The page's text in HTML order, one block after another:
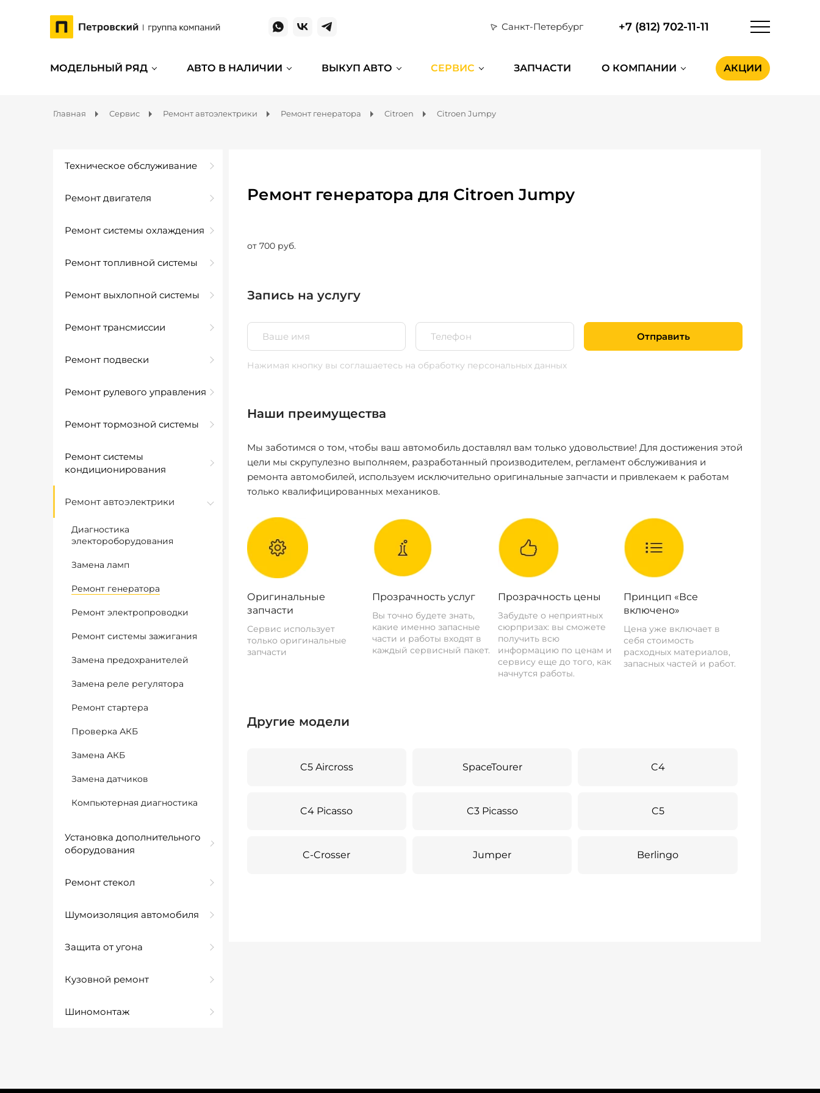
Санкт-Петербург +7 (812) 702-11-11
МОДЕЛЬНЫЙ РЯД АВТО В НАЛИЧИИ ВЫКУП АВТО СЕРВИС ЗАПЧАСТИ О КОМПАНИИ АКЦИИ
Главная Сервис Ремонт автоэлектрики Ремонт генератора Citroen Citroen Jumpy
Техническое обслуживание
Ремонт двигателя
Ремонт системы охлаждения
Ремонт топливной системы
Ремонт выхлопной системы
Ремонт трансмиссии
Ремонт подвески
Ремонт рулевого управления
Ремонт тормозной системы
Ремонт системы
кондиционирования
Ремонт автоэлектрики
Диагностика
электороборудования
Замена ламп
Ремонт генератора
Ремонт электропроводки
Ремонт системы зажигания
Замена предохранителей
Замена реле регулятора
Ремонт стартера
Проверка АКБ
Замена АКБ
Замена датчиков
Компьютерная диагностика
Установка дополнительного
оборудования
Ремонт стекол
Шумоизоляция автомобиля
Защита от угона
Кузовной ремонт
Шиномонтаж
Ремонт генератора для Citroen Jumpy
от 700 руб.
Запись на услугу
Отправить
Нажимая кнопку вы соглашаетесь на обработку персональных данных
Наши преимущества
Мы заботимся о том, чтобы ваш автомобиль доставлял вам только удовольствие! Для достижения этой
цели мы скрупулезно выполняем, разработанный производителем, регламент обслуживания и
ремонта автомобилей, используем исключительно оригинальные запчасти и привлекаем к работам
только квалифицированных механиков.
Оригинальные
запчасти
Сервис использует
только оригинальные
запчасти
Прозрачность услуг
Вы точно будете знать,
какие именно запасные
части и работы входят в
каждый сервисный пакет.
Прозрачность цены
Забудьте о неприятных
сюрпризах: вы сможете
получить всю
информацию по ценам и
сервису еще до того, как
начнутся работы.
Принцип «Все
включено»
Цена уже включает в
себя стоимость
расходных материалов,
запасных частей и работ.
Другие модели
C5 Aircross SpaceTourer C4
C4 Picasso C3 Picasso C5
C-Crosser Jumper Berlingo